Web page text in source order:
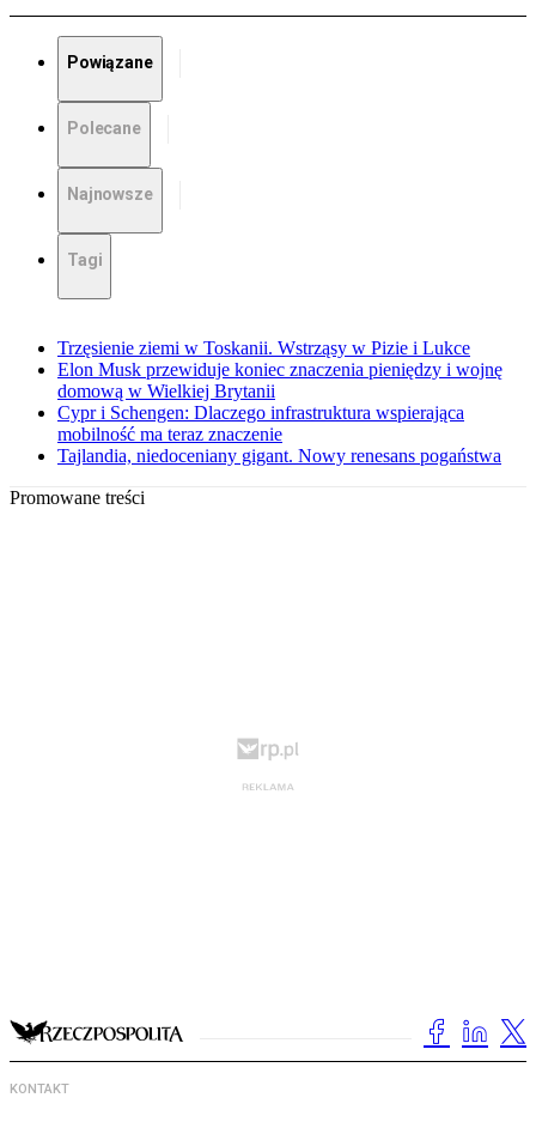
Powiązane
Polecane
Najnowsze
Tagi
Trzęsienie ziemi w Toskanii. Wstrząsy w Pizie i Lukce
Elon Musk przewiduje koniec znaczenia pieniędzy i wojnę
domową w Wielkiej Brytanii
Cypr i Schengen: Dlaczego infrastruktura wspierająca
mobilność ma teraz znaczenie
Tajlandia, niedoceniany gigant. Nowy renesans pogaństwa
Promowane treści
KONTAKT